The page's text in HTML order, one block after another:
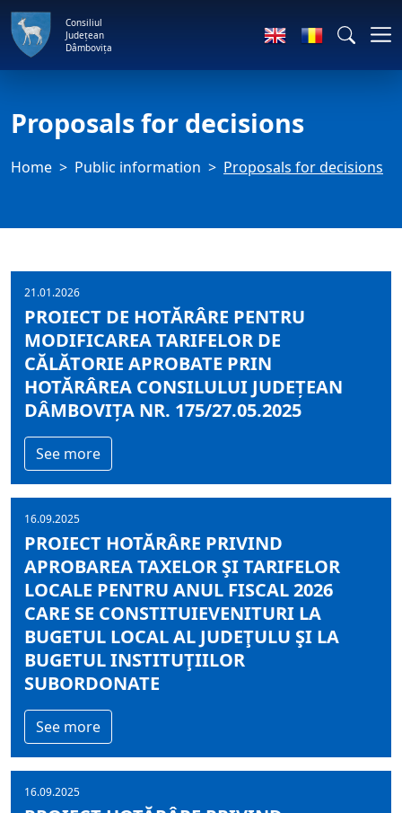
Consiliul
Județean
Dâmbovița
Proposals for decisions
Home Public information Proposals for decisions
21.01.2026
PROIECT DE HOTĂRÂRE PENTRU
MODIFICAREA TARIFELOR DE
CĂLĂTORIE APROBATE PRIN
HOTĂRÂREA CONSILULUI JUDEȚEAN
DÂMBOVIȚA NR. 175/27.05.2025
See more
16.09.2025
PROIECT HOTĂRÂRE PRIVIND
APROBAREA TAXELOR ŞI TARIFELOR
LOCALE PENTRU ANUL FISCAL 2026
CARE SE CONSTITUIEVENITURI LA
BUGETUL LOCAL AL JUDEŢULU ŞI LA
BUGETUL INSTITUŢIILOR
SUBORDONATE
See more
16.09.2025